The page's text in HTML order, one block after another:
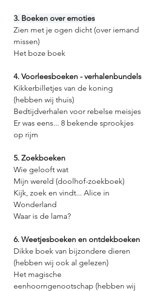
3. Boeken over emoties
Zien met je ogen dicht (over iemand
missen)
Het boze boek
4. Voorleesboeken - verhalenbundels
Kikkerbilletjes van de koning
(hebben wij thuis)
Bedtijdverhalen voor rebelse meisjes
Er was eens... 8 bekende sprookjes
op rijm
5. Zoekboeken
Wie gelooft wat
Mijn wereld (doolhof-zoekboek)
Kijk, zoek en vindt... Alice in
Wonderland
Waar is de lama?
6. Weetjesboeken en ontdekboeken
Dikke boek van bijzondere dieren
(hebben wij ook al gelezen)
Het magische
eenhoorngenootschap (hebben wij